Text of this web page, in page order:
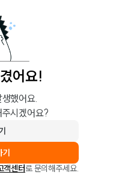
어요!
했어요.
시겠어요?
기
객센터로 문의해주세요.